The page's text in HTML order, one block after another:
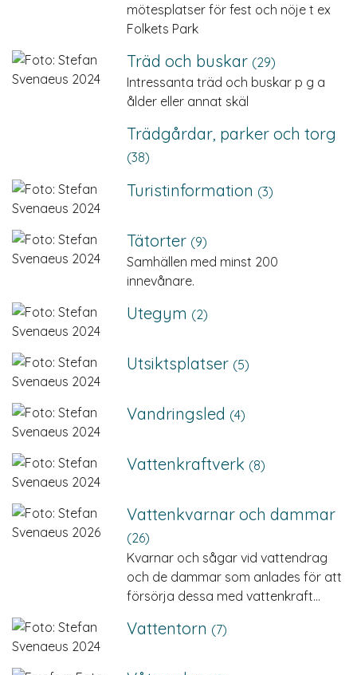
mötesplatser för fest och nöje t ex
Folkets Park
Träd och buskar (29)
Intressanta träd och buskar p g a
ålder eller annat skäl
Trädgårdar, parker och torg
(38)
Turist­information (3)
Tätorter (9)
Samhällen med minst 200
innevånare.
Utegym (2)
Utsiktsplatser (5)
Vandringsled (4)
Vatten­kraftverk (8)
Vattenkvarnar och dammar
(26)
Kvarnar och sågar vid vattendrag
och de dammar som anlades för att
försörja dessa med vattenkraft…
Vattentorn (7)